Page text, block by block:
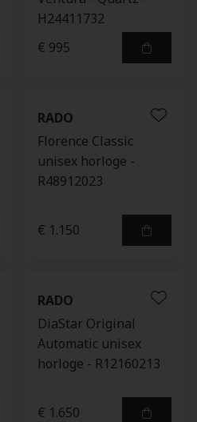
H24411732
€ 995
RADO
Florence Classic
unisex horloge -
R48912023
€ 1.150
RADO
DiaStar Original
Automatic unisex
horloge - R12160213
€ 1.650